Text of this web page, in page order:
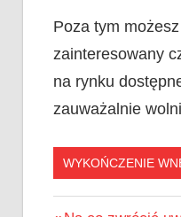
Poza tym
zainteresowany
na rynku
zauważalnie
WYKOŃCZENIE